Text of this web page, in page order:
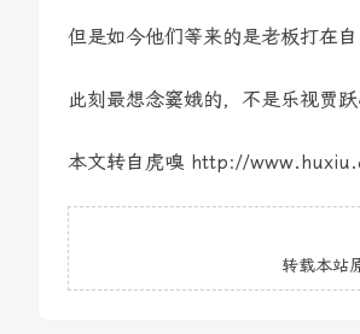
但是如今他们等来的是老板打在自
此刻最想念窦娥的，不是乐视贾跃
本文转自虎嗅 http://
转载本站